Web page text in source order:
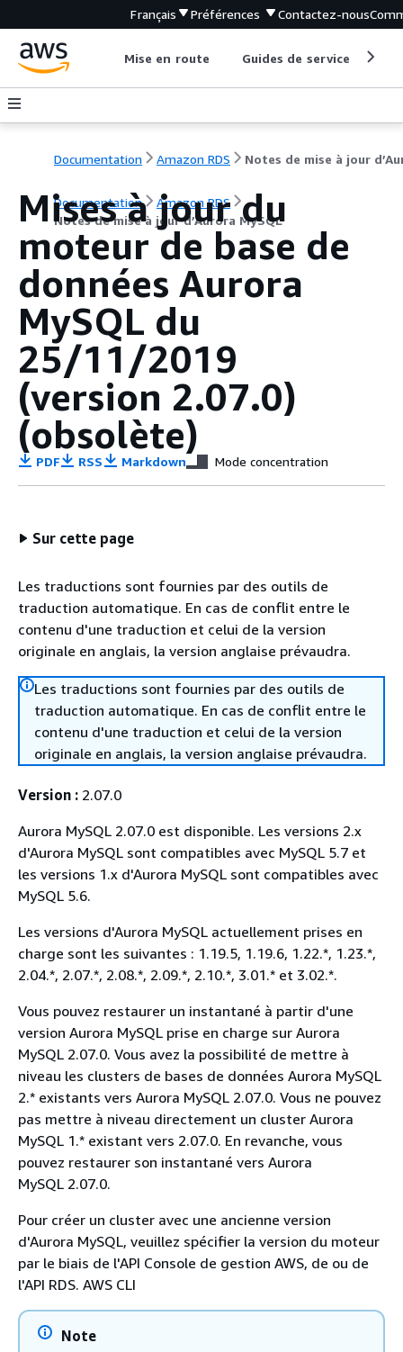
Français Préférences Contactez-nous
Mise en route Guides de service
Documentation Amazon RDS
Documentation
Amazon RDS
Notes de mise à jour d’Aurora MySQL
Mises à jour du
moteur de base de
données Aurora
MySQL du
25/11/2019
(version 2.07.0)
(obsolète)
PDF RSS Markdown Mode concentration
Sur cette page
Les traductions sont fournies par des outils de
traduction automatique. En cas de conflit entre le
contenu d'une traduction et celui de la version
originale en anglais, la version anglaise prévaudra.
Les traductions sont fournies par des outils de
traduction automatique. En cas de conflit entre le
contenu d'une traduction et celui de la version
originale en anglais, la version anglaise prévaudra.
Version : 2.07.0
Aurora MySQL 2.07.0 est disponible. Les versions 2.x
d'Aurora MySQL sont compatibles avec MySQL 5.7 et
les versions 1.x d'Aurora MySQL sont compatibles avec
MySQL 5.6.
Les versions d'Aurora MySQL actuellement prises en
charge sont les suivantes : 1.19.5, 1.19.6, 1.22.*, 1.23.*,
2.04.*, 2.07.*, 2.08.*, 2.09.*, 2.10.*, 3.01.* et 3.02.*.
Vous pouvez restaurer un instantané à partir d'une
version Aurora MySQL prise en charge sur Aurora
MySQL 2.07.0. Vous avez la possibilité de mettre à
niveau les clusters de bases de données Aurora MySQL
2.* existants vers Aurora MySQL 2.07.0. Vous ne pouvez
pas mettre à niveau directement un cluster Aurora
MySQL 1.* existant vers 2.07.0. En revanche, vous
pouvez restaurer son instantané vers Aurora
MySQL 2.07.0.
Pour créer un cluster avec une ancienne version
d'Aurora MySQL, veuillez spécifier la version du moteur
par le biais de l'API Console de gestion AWS, de ou de
l'API RDS. AWS CLI
Note